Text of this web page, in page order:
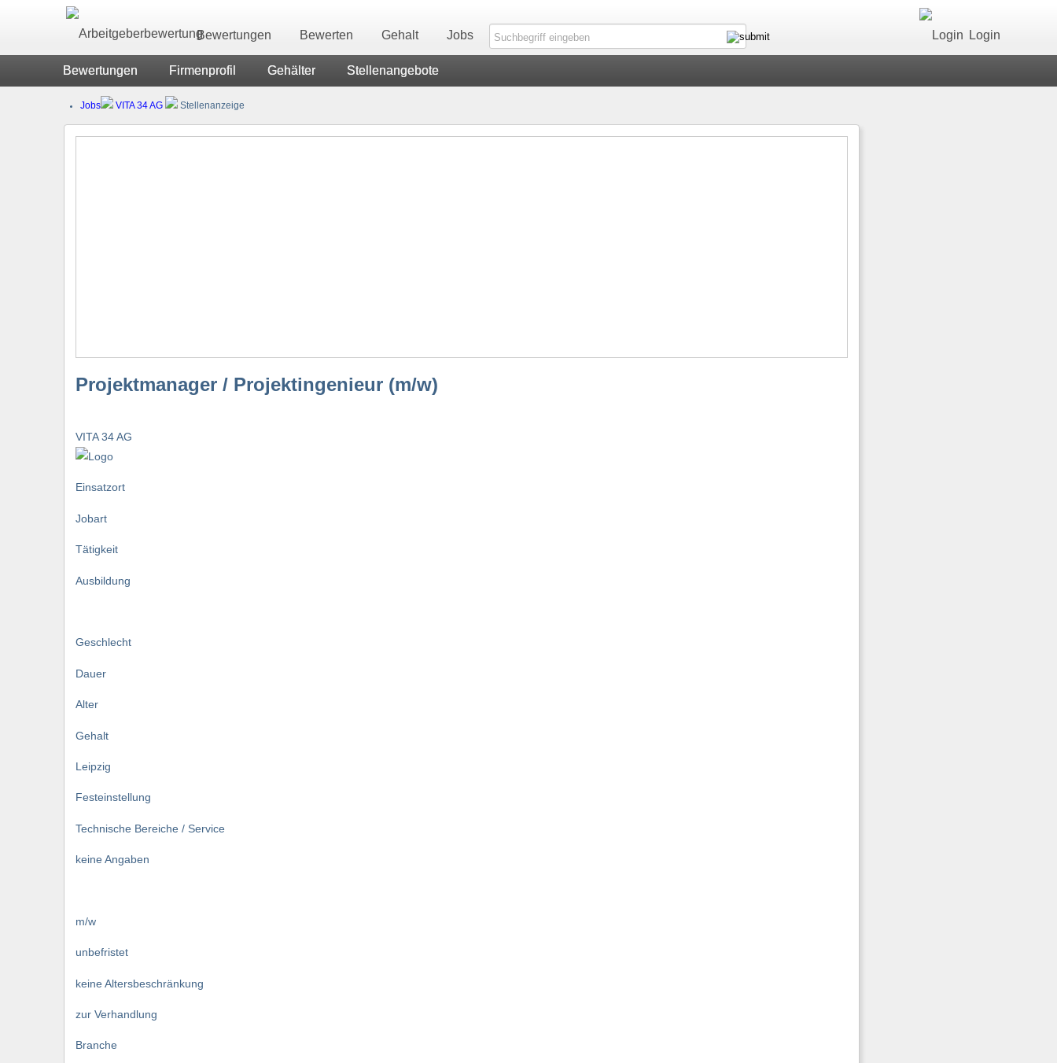
Bewertungen Bewerten Gehalt Jobs Login
Bewertungen Firmenprofil Gehälter Stellenangebote
Jobs VITA 34 AG Stellenanzeige
Projektmanager / Projektingenieur (m/w)
VITA 34 AG
Einsatzort
Jobart
Tätigkeit
Ausbildung
Geschlecht
Dauer
Alter
Gehalt
Leipzig
Festeinstellung
Technische Bereiche / Service
keine Angaben
m/w
unbefristet
keine Altersbeschränkung
zur Verhandlung
Branche